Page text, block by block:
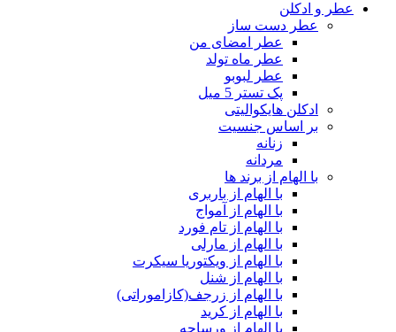
عطر و ادکلن
عطر دست ساز
عطر امضای من
عطر ماه تولد
عطر لبوبو
پک تستر 5 میل
ادکلن هایکوالیتی
بر اساس جنسیت
زنانه
مردانه
با الهام از برند ها
با الهام از باربری
با الهام از آمواج
با الهام از تام فورد
با الهام از مارلی
با الهام از ویکتوریا سیکرت
با الهام از شنل
با الهام از زرجف(کازاموراتی)
با الهام از کرید
با الهام از ورساچه